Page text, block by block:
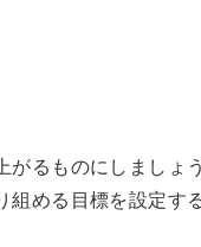
がるものにしましょ
組める目標を設定す